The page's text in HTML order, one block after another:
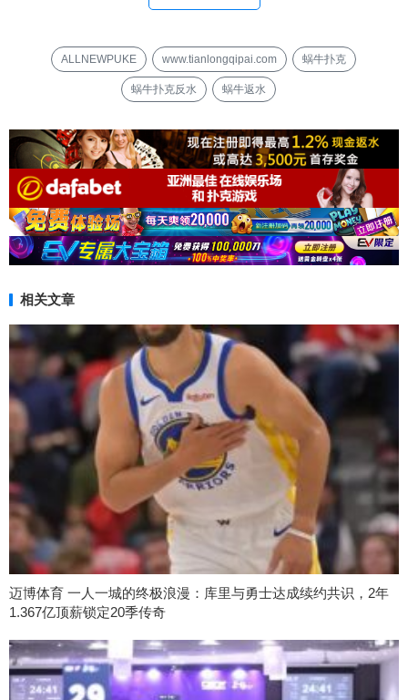
ALLNEWPUKE www.tianlongqipai.com 蜗牛扑克
蜗牛扑克反水 蜗牛返水
相关文章
迈博体育 一人一城的终极浪漫：库里与勇士达成续约共识，2年
1.367亿顶薪锁定20季传奇